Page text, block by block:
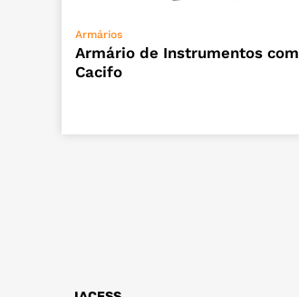
Armários
Armário de Instrumentos com
Cacifo